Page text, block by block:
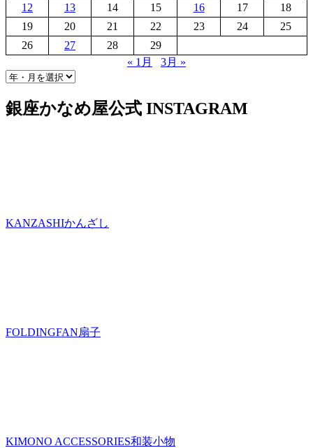
12
13 14 15 16 17
18
19
20 21 22 23 24
25
26
27 28
29
« 1月
3月 »
銀座かなめ屋公式 INSTAGRAM
KANZASHIかんざし
FOLDINGFAN扇子
KIMONO ACCESSORIES和装小物